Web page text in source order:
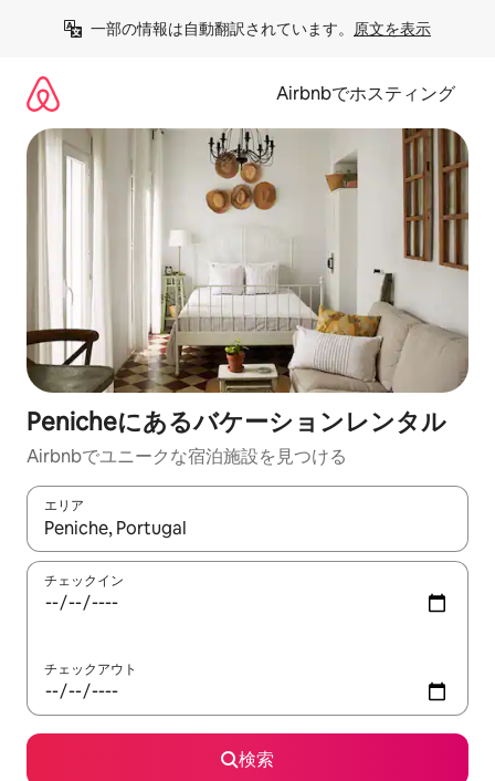
一部の情報は自動翻訳されています。 原文を表示
Airbnbでホスティング
Penicheにあるバケーションレンタル
Airbnbでユニークな宿泊施設を見つける
エリア
検索結果が表示されたら、上下の矢印キーを使って移動するか
チェックイン
チェックアウト
検索